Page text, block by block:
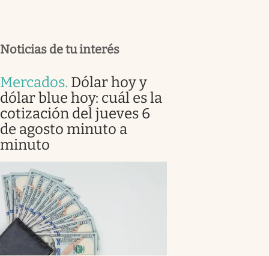
Noticias de tu interés
Mercados. Dólar hoy y
dólar blue hoy: cuál es la
cotización del jueves 6
de agosto minuto a
minuto